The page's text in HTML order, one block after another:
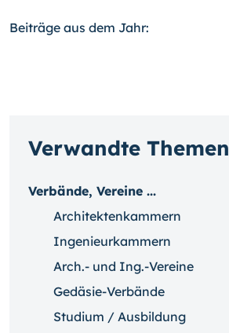
Beiträge aus dem Jahr:
Verwandte Themen
Verbände, Vereine ...
Architektenkammern
Ingenieurkammern
Arch.- und Ing.-Vereine
Gedäsie-Verbände
Studium / Ausbildung